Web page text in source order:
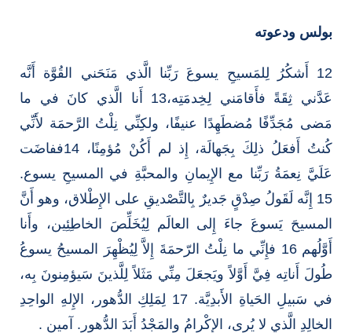
بولس ودعوته
12 أَشكُرُ لِلمَسيحِ يسوعَ رَبِّنا الَّذي مَنَحَني القُوَّة أَنَّه
عَدَّني ثِقَةً فأَقامَني لِخِدمَتِه،13 أَنا الَّذي كانَ في ما
مَضى مُجَدِّفًا مُضطَهِدًا عنيفًا، ولكِنِّي نِلْتُ الرَّحمَة لأَنِّي
كُنتُ أَفعَلُ ذلِكَ بِجَهالَة، إِذ لم أَكُنْ مُؤمِنًا، 14ففاضَت
عَلَيَّ نِعمَةُ رَبِّنا مع الإِيمانِ والمحبَّةِ في المسيحِ يسوع.
15 إِنَّه لَقَولُ صِدْقٍ جَديرٌ بِالتَّصْديقِ على الإِطْلاق، وهو أَنَّ
المسيحَ يَسوعَ جاءَ إِلى العالَم لِيُخَلِّصَ الخاطِئِين، وأَنا
أَوَّلُهم 16 فإِنِّي ما نِلْتُ الرّحمَةَ إِلاَّ لِيُظْهِرَ المسيحُ يسوعُ
طُولَ أَناتِه فِيَّ أَوَّلاً ويَجعَلَ مِنِّي مَثَلاً لِلَّذينَ سَيؤمِنونَ بِه،
في سَبيلِ الحَياةِ الأَبدِيَّة. 17 لِمَلِكِ الدُّهور، الإِلهِ الواحِدِ
الخالِدِ الَّذي لا يُرى، الإِكْرامُ والمَجْدُ أَبَدَ الدُّهور. آمين .